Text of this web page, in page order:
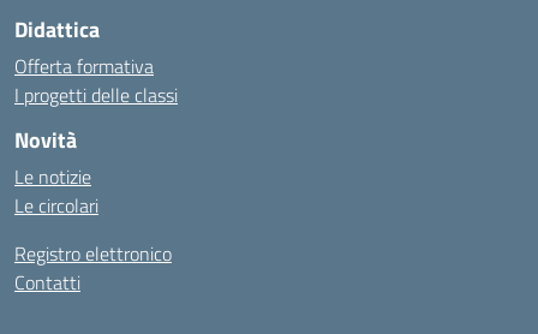
Didattica
Offerta formativa
I progetti delle classi
Novità
Le notizie
Le circolari
Registro elettronico
Contatti